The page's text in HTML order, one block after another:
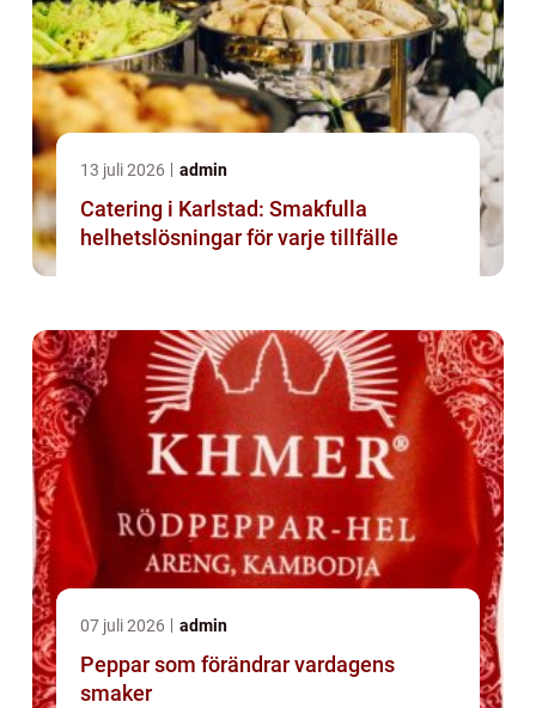
13 juli 2026 admin
Catering i Karlstad: Smakfulla
helhetslösningar för varje tillfälle
07 juli 2026 admin
Peppar som förändrar vardagens
smaker